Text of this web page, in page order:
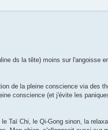
ds la tête) moins sur l'angoisse
de la pleine conscience via des
conscience (et j'évite les
Taï Chi, le Qi-Gong sinon, la